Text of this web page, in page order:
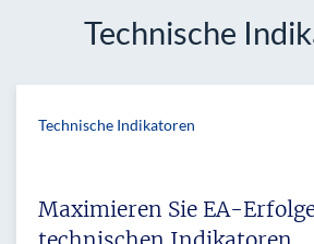
Technische
Technische Indikatoren
Maximieren Sie EA-